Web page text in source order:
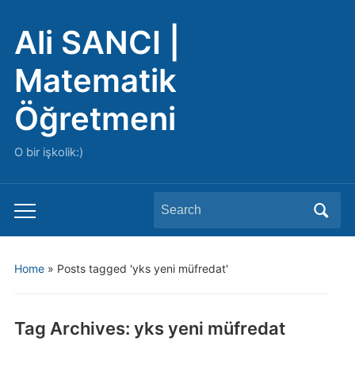
Ali SANCI |
Matematik
Öğretmeni
O bir işkolik:)
Toggle
mobile
Search
for:
Home» Posts tagged 'yks yeni müfredat'
Tag Archives: yks yeni müfredat